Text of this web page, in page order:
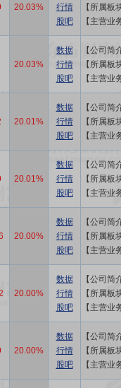
20.03%
行情
股吧
20.03%
数据
行情
股吧
20.01%
数据
行情
股吧
20.01%
数据
行情
股吧
【主营
20.00%
数据
行情
股吧
20.00%
数据
行情
股吧
20.00%
数据
行情
股吧
20.03%
行情
股吧
20.03%
数据
行情
股吧
20.01%
数据
行情
股吧
20.01%
数据
行情
股吧
【主营
20.00%
数据
行情
股吧
20.00%
数据
行情
股吧
20.00%
数据
行情
股吧